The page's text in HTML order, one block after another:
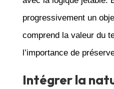
progressivement un
comprend la valeur du
l’importance de
Intégrer la